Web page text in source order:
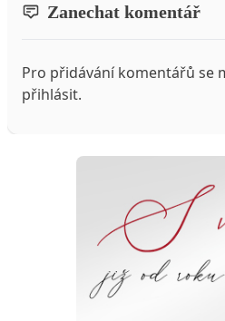
Zanechat komentář
Pro přidávání komentářů se
přihlásit.